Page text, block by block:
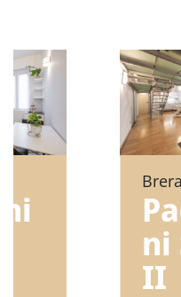
Brera
ni
II